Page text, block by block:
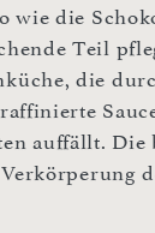
wie die
Teil
die
auffällt. Die